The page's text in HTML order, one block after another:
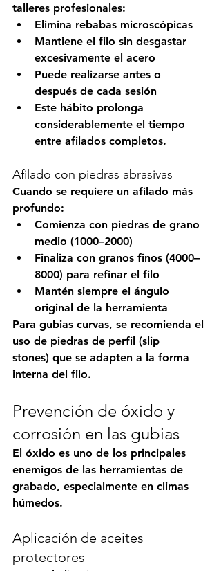
talleres profesionales:
Elimina rebabas microscópicas
Mantiene el filo sin desgastar
excesivamente el acero
Puede realizarse antes o
después de cada sesión
Este hábito prolonga
considerablemente el tiempo
entre afilados completos.
Afilado con piedras abrasivas
Cuando se requiere un afilado más
profundo:
Comienza con piedras de grano
medio (1000–2000)
Finaliza con granos finos (4000–
8000) para refinar el filo
Mantén siempre el ángulo
original de la herramienta
Para gubias curvas, se recomienda el
uso de piedras de perfil (slip
stones) que se adapten a la forma
interna del filo.
Prevención de óxido y
corrosión en las gubias
El óxido es uno de los principales
enemigos de las herramientas de
grabado, especialmente en climas
húmedos.
Aplicación de aceites
protectores